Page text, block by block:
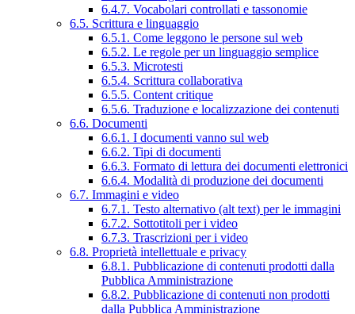
6.4.7. Vocabolari controllati e tassonomie
6.5. Scrittura e linguaggio
6.5.1. Come leggono le persone sul web
6.5.2. Le regole per un linguaggio semplice
6.5.3. Microtesti
6.5.4. Scrittura collaborativa
6.5.5. Content critique
6.5.6. Traduzione e localizzazione dei contenuti
6.6. Documenti
6.6.1. I documenti vanno sul web
6.6.2. Tipi di documenti
6.6.3. Formato di lettura dei documenti elettronici
6.6.4. Modalità di produzione dei documenti
6.7. Immagini e video
6.7.1. Testo alternativo (alt text) per le immagini
6.7.2. Sottotitoli per i video
6.7.3. Trascrizioni per i video
6.8. Proprietà intellettuale e privacy
6.8.1. Pubblicazione di contenuti prodotti dalla
Pubblica Amministrazione
6.8.2. Pubblicazione di contenuti non prodotti
dalla Pubblica Amministrazione